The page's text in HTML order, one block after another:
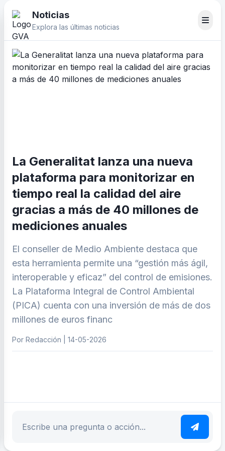
Noticias
Explora las últimas noticias
La Generalitat lanza una nueva
plataforma para monitorizar en
tiempo real la calidad del aire
gracias a más de 40 millones de
mediciones anuales
El conseller de Medio Ambiente destaca que
esta herramienta permite una “gestión más ágil,
interoperable y eficaz” del control de emisiones.
La Plataforma Integral de Control Ambiental
(PICA) cuenta con una inversión de más de dos
millones de euros financ
Por Redacción | 14-05-2026
Escribe tu pregunta